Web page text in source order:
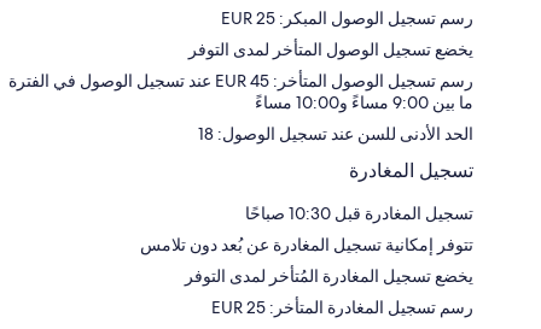
رسم تسجيل الوصول المبكر: 25 EUR
يخضع تسجيل الوصول المتأخر لمدى التوفر
رسم تسجيل الوصول المتأخر: EUR 45 عند تسجيل الوصول في الفترة
ما بين 9:00 مساءً و10:00 مساءً
الحد الأدنى للسن عند تسجيل الوصول: 18
تسجيل المغادرة
تسجيل المغادرة قبل 10:30 صباحًا
تتوفر إمكانية تسجيل المغادرة عن بُعد دون تلامس
يخضع تسجيل المغادرة المُتأخر لمدى التوفر
رسم تسجيل المغادرة المتأخر: 25 EUR